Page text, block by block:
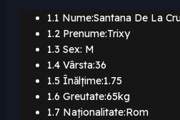
1.1 Nume:Santana De La
1.2 Prenume:Trixy
1.3 Sex: M
1.4 Vârsta:36
1.5 Înălțime:1.75
1.6 Greutate:65kg
1.7 Naționalitate:Rom